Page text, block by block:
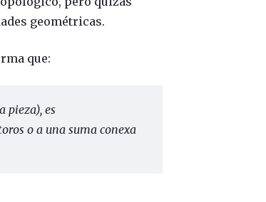
geométricas.
que:
pieza), es
o a una suma conexa